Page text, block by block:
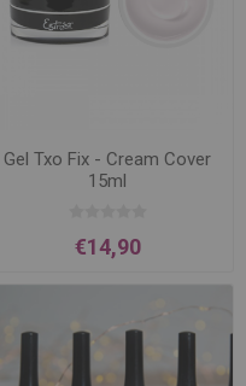
Gel Txo Fix - Cream Cover
15ml
€14,90